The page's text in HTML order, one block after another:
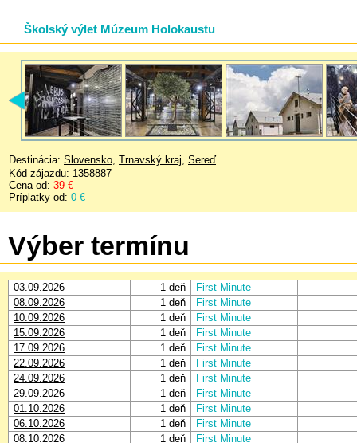
Školský výlet Múzeum Holokaustu
Destinácia: Slovensko, Trnavský kraj, Sereď
Kód zájazdu: 1358887
Cena od: 39 €
Príplatky od: 0 €
Výber termínu
03.09.2026 1 deň
First Minute
08.09.2026
1 deň
First Minute
10.09.2026
1 deň
First Minute
15.09.2026
1 deň
First Minute
17.09.2026
1 deň
First Minute
22.09.2026
1 deň
First Minute
24.09.2026
1 deň
First Minute
29.09.2026
1 deň
First Minute
01.10.2026
1 deň
First Minute
06.10.2026
1 deň
First Minute
08.10.2026
1 deň
First Minute